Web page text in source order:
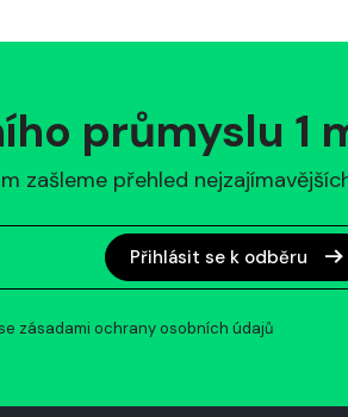
průmyslu 1
zašleme přehled
Přihlásit se k odběru
zásadami ochrany osobních údajů